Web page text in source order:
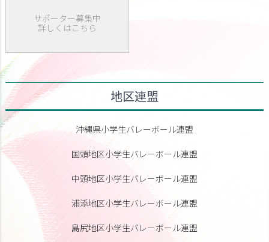
サポーター募集中
詳しくはこちら
地区連盟
沖縄県小学生バレーボール連盟
国頭地区小学生バレーボール連盟
中頭地区小学生バレーボール連盟
浦添地区小学生バレーボール連盟
島尻地区小学生バレーボール連盟